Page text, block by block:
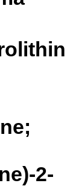
2-